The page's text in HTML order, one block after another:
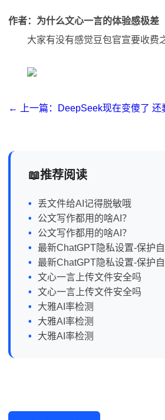
作者：为什么文心一言的体验感极差
大家有没有感觉豆包官宣要收费
← 上一篇：DeepSeek现在变傻了 还
推荐阅读
丢文件给AI记得脱敏哦
公文写作都用的啥AI？
公文写作都用的啥AI？
最新ChatGPT隐私设置-保护
最新ChatGPT隐私设置-保护
文心一言上传文件安全吗
文心一言上传文件安全吗
大雅AI率检测
大雅AI率检测
大雅AI率检测